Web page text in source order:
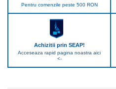
Pentru comenzile peste 500 RON
Achizitii prin SEAP!
Acceseaza rapid pagina noastra aici
<-